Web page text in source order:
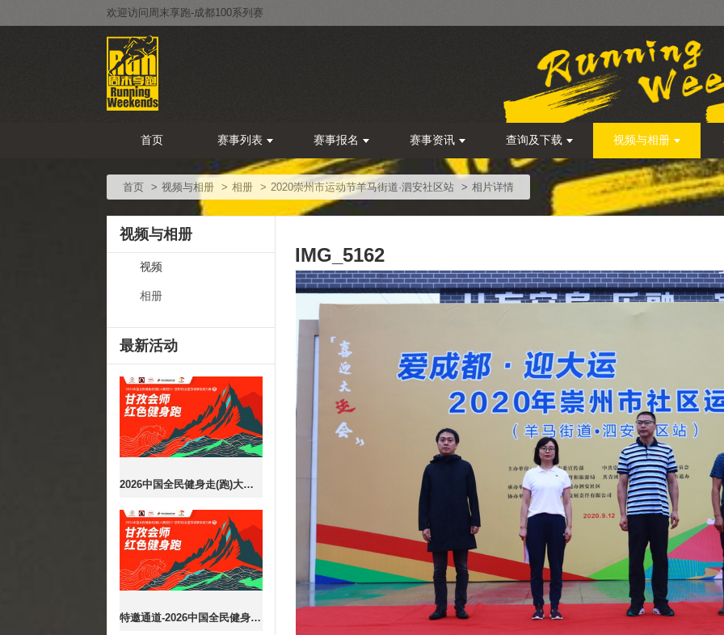
欢迎访问周末享跑-成都100系列赛
首页 赛事列表 赛事报名 赛事资讯 查询及下载 视频与相册
首页 视频与相册 相册 2020崇州市运动节羊马街道·泗安社区站 相片详情
视频与相册
视频
相册
最新活动
2026中国全民健身走(跑)大赛（四川·甘孜站）全国百城联动接力赛暨甘孜会师红色健身跑
特邀通道-2026中国全民健身走(跑)大赛（四川·甘孜站）全国百城联动接力赛暨甘孜会师红色健身跑
IMG_5162